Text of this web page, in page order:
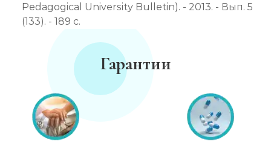
Pedagogical University Bulletin). - 2013. - Вып. 5
(133). - 189 с.
Гарантии